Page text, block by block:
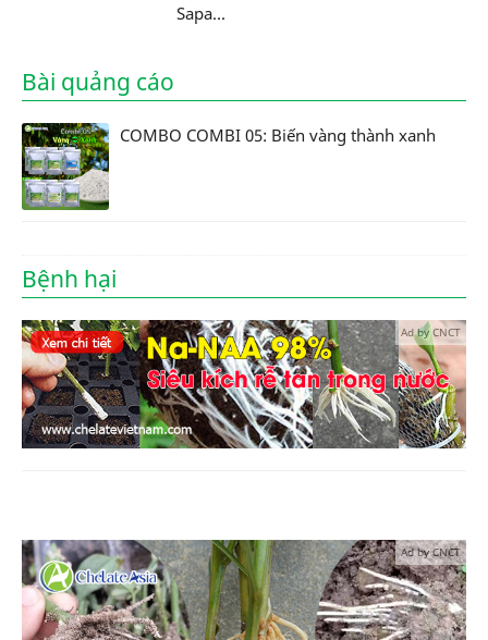
Sapa...
Bài quảng cáo
COMBO COMBI 05: Biến vàng thành xanh
Bệnh hại
Ad by CNCT
Ad by CNCT